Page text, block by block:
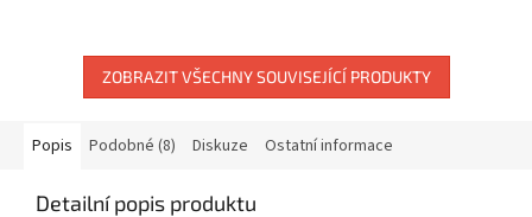
ZOBRAZIT VŠECHNY SOUVISEJÍCÍ PRODUKTY
Popis Podobné (8) Diskuze Ostatní informace
Detailní popis produktu